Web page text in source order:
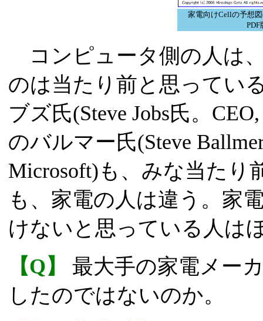
家電向けCellの予想
PDF
コンピュータ側の人は
のは当たり前と思ってい
ブズ氏(Steve Jobs氏。
のバルマー氏(Steve
Microsoft)も、みな当たり
も、家電の人は違う。家
けないと思っている人は
【Q】
最大手の家電メー
したのではないのか。